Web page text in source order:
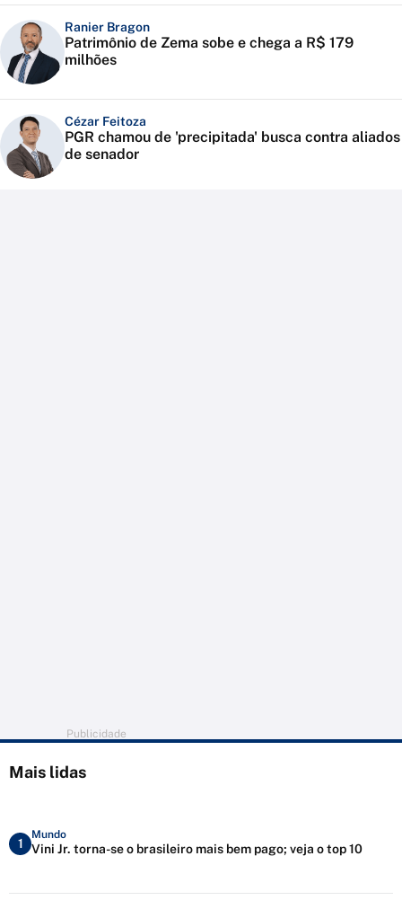
Ranier Bragon
Patrimônio de Zema sobe e chega a R$ 179
milhões
Cézar Feitoza
PGR chamou de 'precipitada' busca contra aliados
de senador
Publicidade
Mais lidas
1
Mundo
Vini Jr. torna-se o brasileiro mais bem pago; veja o top 10